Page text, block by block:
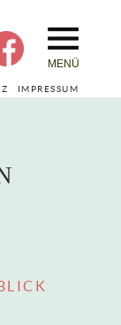
IMPRESSUM
MENÜ